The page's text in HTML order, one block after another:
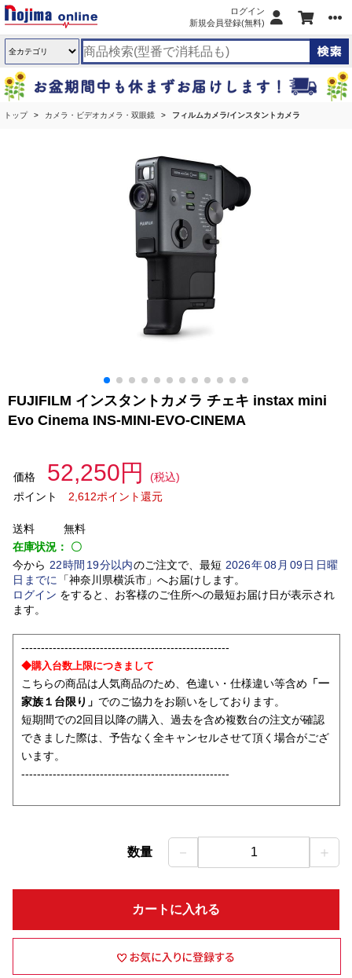
ログイン
新規会員登録(無料)
トップ カメラ・ビデオカメラ・双眼鏡 フィルムカメラ/インスタントカメラ
FUJIFILM インスタントカメラ チェキ instax mini
Evo Cinema INS-MINI-EVO-CINEMA
価格 52,250円
(税込)
ポイント
2,612ポイント還元
送料
無料
在庫状況： 〇
今から 22時間 19分以内のご注文で、最短 2026年08 月 09日日曜
日 までに 「神奈川県横浜市」 へお届けします。
ログイン をすると、お客様のご住所への最短お届け日が表示され
ます。
-----------------------------------------------------
◆購入台数上限につきまして
こちらの商品は人気商品のため、色違い・仕様違い等含め 「一
家族１台限り」 でのご協力をお願いをしております。
短期間での2回目以降の購入、過去を含め複数台の注文が確認
できました際は、予告なく全キャンセルさせて頂く場合がござ
います。
-----------------------------------------------------
数量 － 1 ＋
カートに入れる